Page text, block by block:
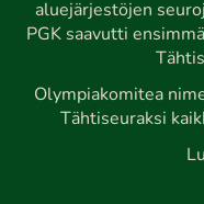
aluejärjestöjen
PGK saavutti
Olympiakomitea
Tähtiseuraksi